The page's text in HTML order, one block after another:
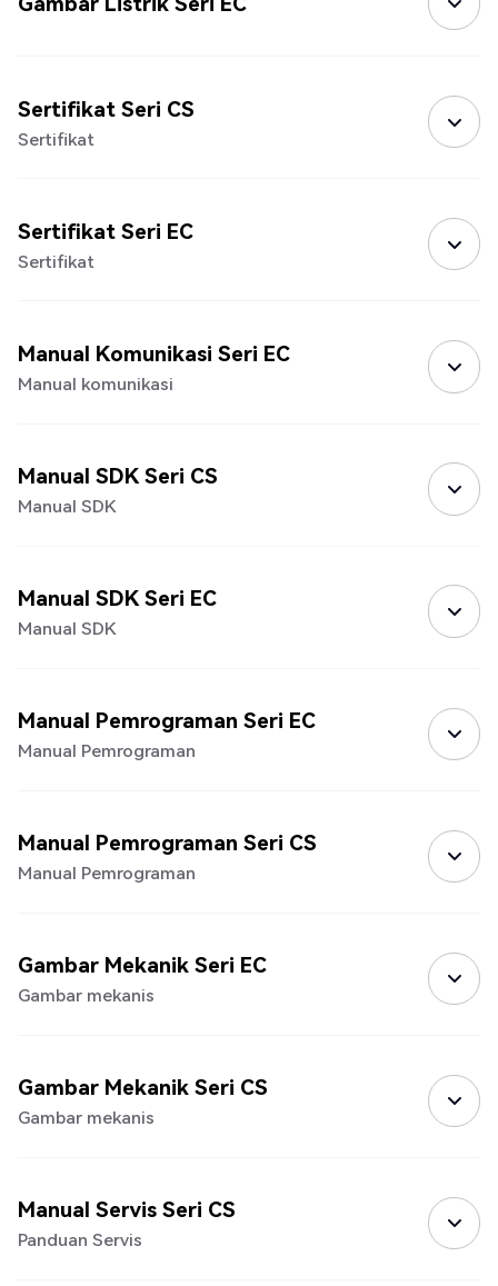
Sertifikat Seri CS
Sertifikat
Sertifikat Seri EC
Sertifikat
Manual Komunikasi Seri EC
Manual komunikasi
Manual SDK Seri CS
Manual SDK
Manual SDK Seri EC
Manual SDK
Manual Pemrograman Seri EC
Manual Pemrograman
Manual Pemrograman Seri CS
Manual Pemrograman
Gambar Mekanik Seri EC
Gambar mekanis
Gambar Mekanik Seri CS
Gambar mekanis
Manual Servis Seri CS
Panduan Servis